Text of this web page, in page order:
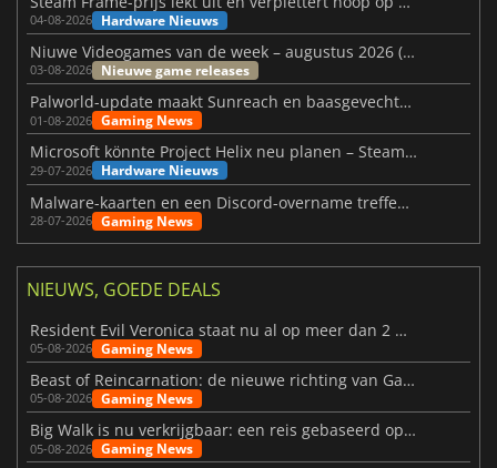
04-08-2026 Hardware Nieuws
Niuwe Videogames van de week – augustus 2026 (week 32)
03-08-2026 Nieuwe game releases
Palworld-update maakt Sunreach en baasgevechten stabieler
01-08-2026 Gaming News
Microsoft könnte Project Helix neu planen – Steam-Support wackelt
29-07-2026 Hardware Nieuws
Malware-kaarten en een Discord-overname treffen Meccha Chameleon
28-07-2026 Gaming News
NIEUWS, GOEDE DEALS
Resident Evil Veronica staat nu al op meer dan 2 miljoen verlanglijstjes
05-08-2026 Gaming News
Beast of Reincarnation: de nieuwe richting van Game Freak
05-08-2026 Gaming News
Big Walk is nu verkrijgbaar: een reis gebaseerd op vriendschap
05-08-2026 Gaming News